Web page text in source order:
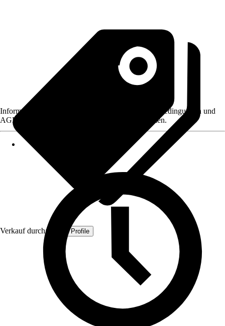
Verkauf durch: Quest Profile
Informationen des Verkäufers, wie z. B. Rückgabebedingungen und
AGB, finden Sie bei Klick auf den Verkäufernamen.